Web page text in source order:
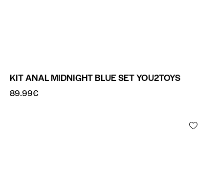
KIT ANAL MIDNIGHT BLUE SET YOU2TOYS
89.99€